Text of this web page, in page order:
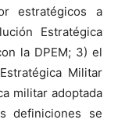
estratégicos a
Estratégica
la DPEM; 3) el
Militar
militar adoptada
definiciones se